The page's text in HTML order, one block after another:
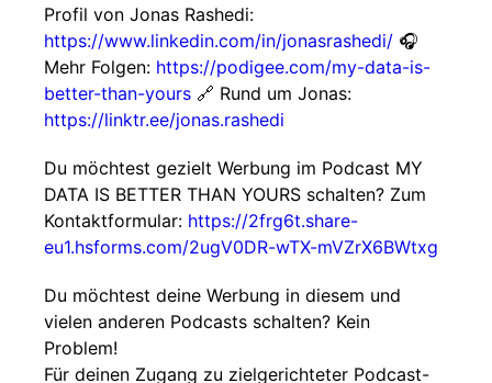
Profil von Jonas Rashedi:
https://www.linkedin.com/in/jonasrashedi/ 🎧
Mehr Folgen: https://podigee.com/my-data-is-
better-than-yours 🔗 Rund um Jonas:
https://linktr.ee/jonas.rashedi
Du möchtest gezielt Werbung im Podcast MY
DATA IS BETTER THAN YOURS schalten? Zum
Kontaktformular: https://2frg6t.share-
eu1.hsforms.com/2ugV0DR-wTX-mVZrX6BWtxg
Du möchtest deine Werbung in diesem und
vielen anderen Podcasts schalten? Kein
Problem!
Für deinen Zugang zu zielgerichteter Podcast-